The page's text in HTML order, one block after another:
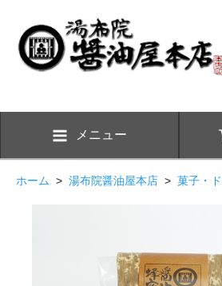
メニュー
ホーム > 湯布院醤油屋本店 > 菓子・